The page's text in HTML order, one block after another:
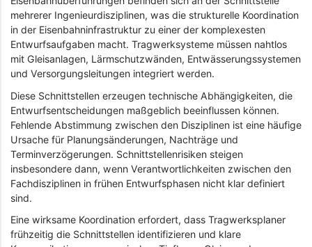
mehrerer Ingenieurdisziplinen, was die strukturelle Koordination
in der Eisenbahninfrastruktur zu einer der komplexesten
Entwurfsaufgaben macht. Tragwerksysteme müssen nahtlos
mit Gleisanlagen, Lärmschutzwänden, Entwässerungssystemen
und Versorgungsleitungen integriert werden.
Diese Schnittstellen erzeugen technische Abhängigkeiten, die
Entwurfsentscheidungen maßgeblich beeinflussen können.
Fehlende Abstimmung zwischen den Disziplinen ist eine häufige
Ursache für Planungsänderungen, Nachträge und
Terminverzögerungen. Schnittstellenrisiken steigen
insbesondere dann, wenn Verantwortlichkeiten zwischen den
Fachdisziplinen in frühen Entwurfsphasen nicht klar definiert
sind.
Eine wirksame Koordination erfordert, dass Tragwerksplaner
frühzeitig die Schnittstellen identifizieren und klare